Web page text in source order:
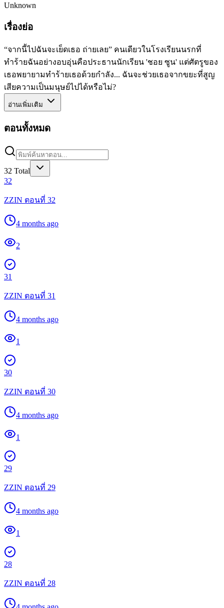
Unknown
เรื่องย่อ
“จากนี้ไปฉันจะเย็ดเธอ ถ่ายเลย” คนเดียวในโรงเรียนนรกที่
ทำร้ายฉันอย่างอบอุ่นคือประธานนักเรียน 'ชอย ซูน' แต่ศัตรูของ
เธอพยายามทำร้ายเธอด้วยกำลัง... ฉันจะช่วยเธอจากขยะที่สูญ
เสียความเป็นมนุษย์ไปได้หรือไม่?
อ่านเพิ่มเติม
ตอนทั้งหมด
32 Total
32
ZZIN ตอนที่ 32
4 months ago
2
31
ZZIN ตอนที่ 31
4 months ago
1
30
ZZIN ตอนที่ 30
4 months ago
1
29
ZZIN ตอนที่ 29
4 months ago
1
28
ZZIN ตอนที่ 28